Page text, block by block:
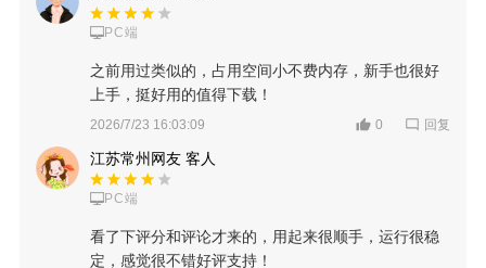
PC端
之前用过类似的，占用空间小不费内存，新手也很好
上手，挺好用的值得下载！
2026/7/23 16:03:09 0 回复
江苏常州网友 客人
PC端
看了下评分和评论才来的，用起来很顺手，运行很稳
定，感觉很不错好评支持！